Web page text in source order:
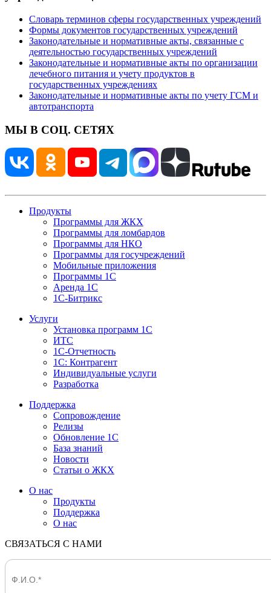
Словарь терминов сферы государственных учреждений
Формы документов государственных учреждений
Законодательные и нормативные акты, связанные с
деятельностью государственных учреждений
Законодательные и нормативные акты по организации
лечебного питания и учету продуктов в
государственных учреждениях
Законодательные и нормативные акты по учету ГСМ и
автотранспорта
МЫ В СОЦ. СЕТЯХ
Продукты
Программы для ЖКХ
Программы для ломбардов
Программы для НКО
Программы для госучреждений
Мобильные приложения
Программы 1С
Аренда 1С
1С-Битрикс
Услуги
Установка программ 1С
ИТС
1С-Отчетность
1С: Контрагент
Индивидуальные услуги
Разработка
Поддержка
Сопровождение
Релизы
Обновление 1С
База знаний
Новости
Статьи о ЖКХ
О нас
Продукты
Поддержка
О нас
СВЯЗАТЬСЯ С НАМИ